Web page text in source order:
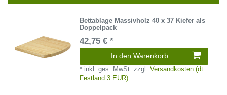
Bettablage Massivholz 40 x 37 Kiefer als
Doppelpack
42,75 € *
In den Warenkorb
* inkl. ges. MwSt. zzgl.Versandkosten (dt.
Festland 3 EUR)